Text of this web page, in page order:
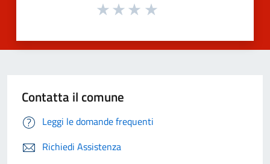
Contatta il comune
Leggi le domande frequenti
Richiedi Assistenza